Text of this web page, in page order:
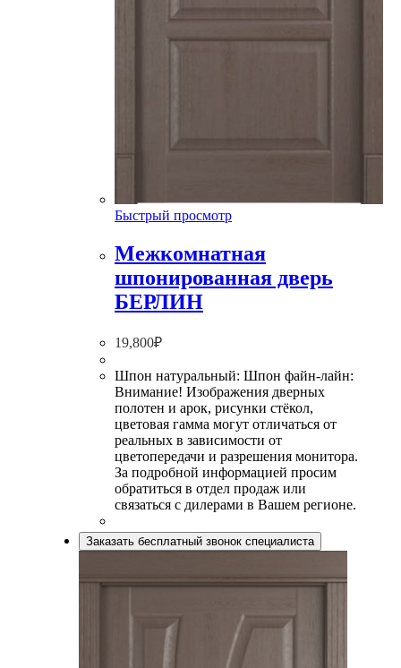
Быстрый просмотр
Межкомнатная
шпонированная дверь
БЕРЛИН
19,800₽
Шпон натуральный: Шпон файн-лайн:
Внимание! Изображения дверных
полотен и арок, рисунки стёкол,
цветовая гамма могут отличаться от
реальных в зависимости от
цветопередачи и разрешения монитора.
За подробной информацией просим
обратиться в отдел продаж или
связаться с дилерами в Вашем регионе.
Заказать бесплатный звонок специалиста